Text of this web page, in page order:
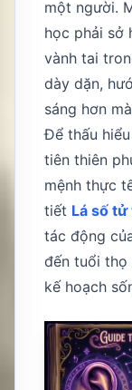
một người.
học phải sở
vành tai
dày dặn,
sáng hơn
Để thấu
tiên thiên
mệnh thực
tiết Lá số
tác động
đến tuổi thọ
kế hoạch